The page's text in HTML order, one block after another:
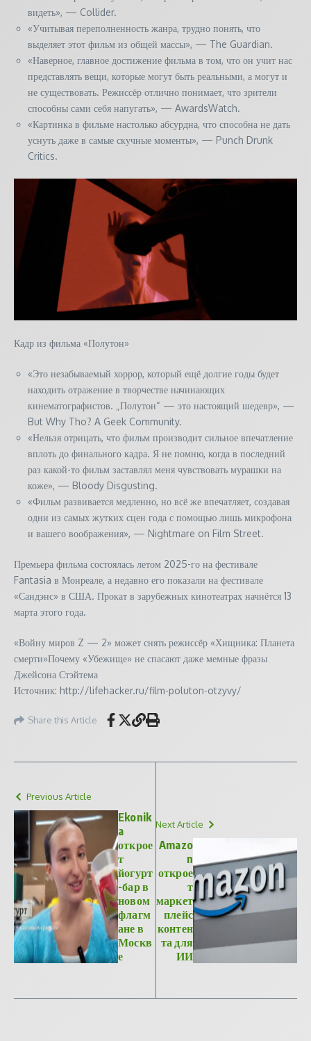
видеть», — Collider.
«Учитывая переполненность жанра, трудно понять, что
выделяет этот фильм из общей массы», — The Guardian.
«Наверное, главное достижение фильма в том, что он учит нас
представлять вещи, которые могут быть реальными, а могут и
не существовать. Режиссёр отлично понимает, что зрители
способны сами себя напугать», — AwardsWatch.
«Картинка в фильме настолько абсурдна, что способна не дать
уснуть даже в самые скучные моменты», — Punch Drunk
Critics.
Кадр из фильма «Полутон»
«Это незабываемый хоррор, который ещё долгие годы будет
находить отражение в творчестве начинающих
кинематографистов. „Полутон“ — это настоящий шедевр», —
But Why Tho? A Geek Community.
«Нельзя отрицать, что фильм производит сильное впечатление
вплоть до финального кадра. Я не помню, когда в последний
раз какой-то фильм заставлял меня чувствовать мурашки на
коже», — Bloody Disgusting.
«Фильм развивается медленно, но всё же впечатляет, создавая
одни из самых жутких сцен года с помощью лишь микрофона
и вашего воображения», — Nightmare on Film Street.
Премьера фильма состоялась летом 2025-го на фестивале
Fantasia в Монреале, а недавно его показали на фестивале
«Сандэнс» в США. Прокат в зарубежных кинотеатрах начнётся 13
марта этого года.
«Войну миров Z — 2» может снять режиссёр «Хищника: Планета
смерти»Почему «Убежище» не спасают даже мемные фразы
Джейсона Стэйтема
Источник: http://lifehacker.ru/film-poluton-otzyvy/
Share this Article
Previous Article
Ekonik
a
открое
т
йогурт
-бар в
новом
флагм
ане в
Москв
е
Next Article
Amazo
n
открое
т
маркет
плейс
контен
та для
ИИ